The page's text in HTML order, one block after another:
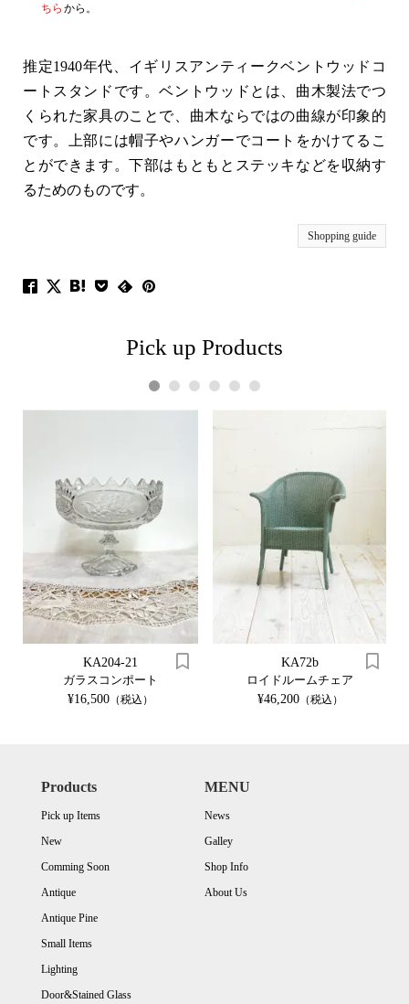
ちら から。
推定1940年代、イギリスアンティークベントウッドコ
ートスタンドです。ベントウッドとは、曲木製法でつ
くられた家具のことで、曲木ならではの曲線が印象的
です。上部には帽子やハンガーでコートをかけてるこ
とができます。下部はもともとステッキなどを収納す
るためのものです。
Shopping guide
Pick up Products
KA204-21
ガラスコンポート
¥16,500（税込）
KA72b
ロイドルームチェア
¥46,200（税込）
1 2 3 4 5 6
Products
Pick up Items
New
Comming Soon
Antique
Antique Pine
Small Items
Lighting
Door&Stained Glass
MENU
News
Galley
Shop Info
About Us